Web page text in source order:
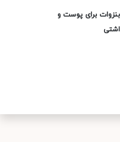
برای پوست و